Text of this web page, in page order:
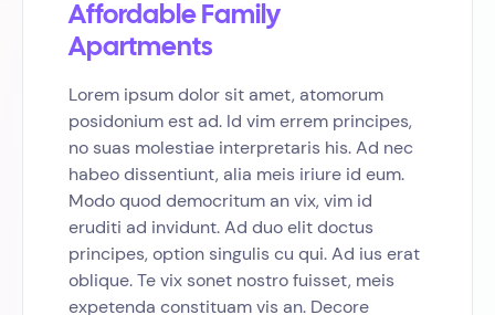
Affordable Family
Apartments
Lorem ipsum dolor sit amet, atomorum
posidonium est ad. Id vim errem principes,
no suas molestiae interpretaris his. Ad nec
habeo dissentiunt, alia meis iriure id eum.
Modo quod democritum an vix, vim id
eruditi ad invidunt. Ad duo elit doctus
principes, option singulis cu qui. Ad ius erat
oblique. Te vix sonet nostro fuisset, meis
expetenda constituam vis an. Decore